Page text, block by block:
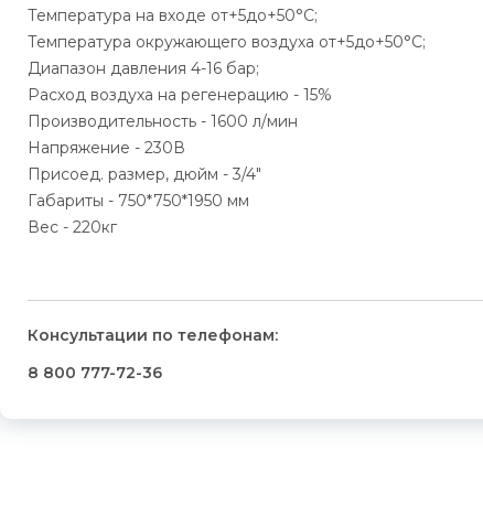
Температура на входе от+5до+50°C;
Температура окружающего воздуха от+5до+50°C;
Диапазон давления 4-16 бар;
Расход воздуха на регенерацию - 15%
Производительность - 1600 л/мин
Напряжение - 230В
Присоед. размер, дюйм - 3/4"
Габариты - 750*750*1950 мм
Вес - 220кг
Консультации по телефонам:
8 800 777-72-36